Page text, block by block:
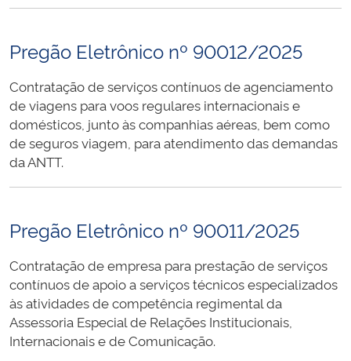
Pregão Eletrônico nº 90012/2025
Contratação de serviços contínuos de agenciamento
de viagens para voos regulares internacionais e
domésticos, junto às companhias aéreas, bem como
de seguros viagem, para atendimento das demandas
da ANTT.
Pregão Eletrônico nº 90011/2025
Contratação de empresa para prestação de serviços
contínuos de apoio a serviços técnicos especializados
às atividades de competência regimental da
Assessoria Especial de Relações Institucionais,
Internacionais e de Comunicação.